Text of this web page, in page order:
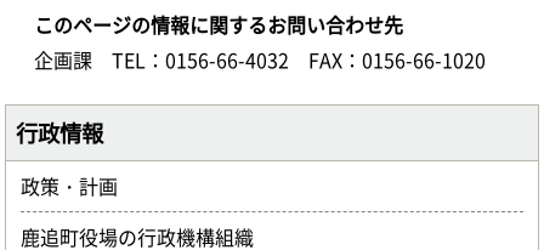
このページの情報に関するお問い合わせ先
企画課
TEL：0156-66-4032 FAX：0156-66-1020
行政情報
政策・計画
鹿追町役場の行政機構組織